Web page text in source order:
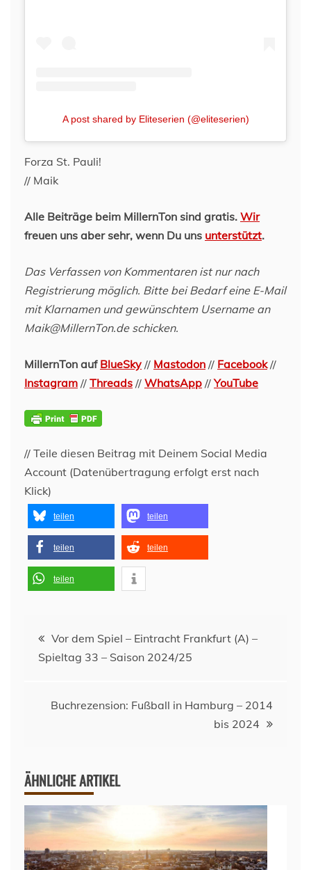
A post shared by Eliteserien (@eliteserien)
Forza St. Pauli!
// Maik
Alle Beiträge beim MillernTon sind gratis. Wir
freuen uns aber sehr, wenn Du uns unterstützt.
Das Verfassen von Kommentaren ist nur nach
Registrierung möglich. Bitte bei Bedarf eine E-Mail
mit Klarnamen und gewünschtem Username an
Maik@MillernTon.de schicken.
MillernTon auf BlueSky // Mastodon // Facebook//
Instagram // Threads // WhatsApp //YouTube
// Teile diesen Beitrag mit Deinem Social Media
Account (Datenübertragung erfolgt erst nach
Klick)
teilen teilen
teilen teilen
teilen
Beitragsnavigation
Vor dem Spiel – Eintracht Frankfurt (A) –
Spieltag 33 – Saison 2024/25
Buchrezension: Fußball in Hamburg – 2014
bis 2024
ÄHNLICHE ARTIKEL